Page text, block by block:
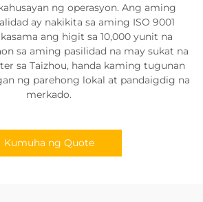
ng operasyon. Ang aming
ay nakikita sa aming ISO 9001
ang higit sa 10,000 yunit na
sa aming pasilidad na may sukat na
sa Taizhou, handa kaming tugunan
ng parehong lokal at pandaigdig na
merkado.
Kumuha ng Quote